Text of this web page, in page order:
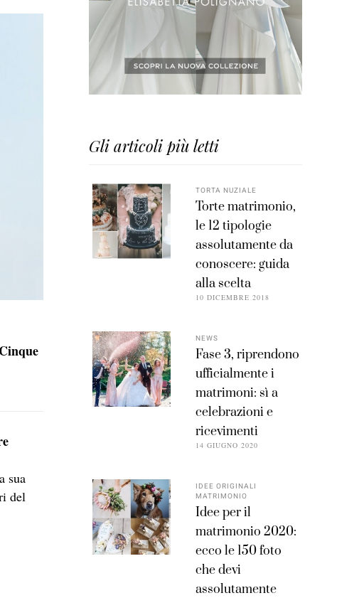
sua
del
Gli articoli più letti
TORTA NUZIALE
Torte matrimonio,
le 12 tipologie
assolutamente da
conoscere: guida
alla scelta
10 DICEMBRE 2018
NEWS
Fase 3, riprendono
ufficialmente i
matrimoni: sì a
celebrazioni e
ricevimenti
14 GIUGNO 2020
IDEE ORIGINALI
MATRIMONIO
Idee per il
matrimonio 2020:
ecco le 150 foto
che devi
assolutamente